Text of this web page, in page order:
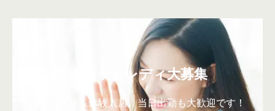
チャットレディ大募集
当日の面接＆体験入店、当日出勤も大歓迎です！